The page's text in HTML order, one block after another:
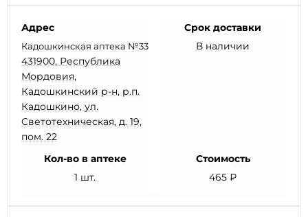
Адрес
Кадошкинская аптека №33
431900, Республика
Мордовия,
Кадошкинский р-н, р.п.
Кадошкино, ул.
Светотехническая, д. 19,
пом. 22
Срок доставки
В наличии
Кол-во в аптеке
1 шт.
Стоимость
465 ₽